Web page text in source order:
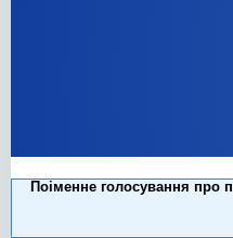
Поіменне голосування про